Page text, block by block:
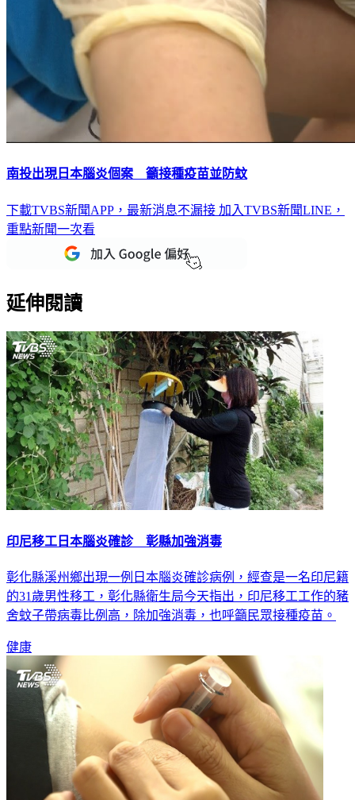
南投出現日本腦炎個案 籲接種疫苗並防蚊
下載TVBS新聞APP，最新消息不漏接 加入TVBS新聞LINE，
重點新聞一次看
延伸閱讀
印尼移工日本腦炎確診 彰縣加強消毒
彰化縣溪州鄉出現一例日本腦炎確診病例，經查是一名印尼籍
的31歲男性移工，彰化縣衛生局今天指出，印尼移工工作的豬
舍蚊子帶病毒比例高，除加強消毒，也呼籲民眾接種疫苗。
健康